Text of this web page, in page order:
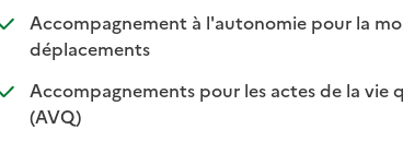
Accompagnement à l'autonomie pour la
déplacements: disponible
: non disponible
Accompagnements pour les actes de la vie
(AVQ)
: disponible
: non disponible